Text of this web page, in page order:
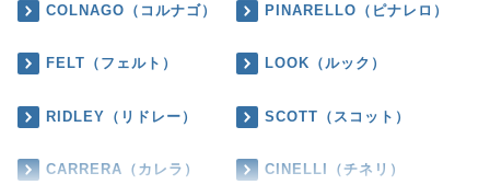
COLNAGO（コルナゴ） PINARELLO（ピナレロ）
FELT（フェルト） LOOK（ルック）
RIDLEY（リドレー） SCOTT（スコット）
CARRERA（カレラ） CINELLI（チネリ）